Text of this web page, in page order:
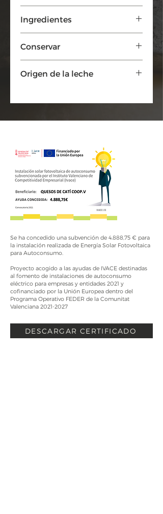
Ingredientes
brisura de trufa (trufa, aceite de
oliva, aroma de trufa y sal), cuajo,
cloruro cálcico, fermentos lácticos
conservante lisozima de
Conservar
Origen de la leche
Se ha concedido una subvención de 4.888,75 € para
la instalación realizada de Energía Solar Fotovoltaica
para Autoconsumo.
Proyecto acogido a las ayudas de IVACE destinadas
al fomento de instalaciones de autoconsumo
eléctrico para empresas y entidades 2021 y
cofinanciado por la Unión Europea dentro del
Programa Operativo FEDER de la Comunitat
Valenciana 2021-2027
DESCARGAR CERTIFICADO